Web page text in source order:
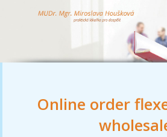
Online order